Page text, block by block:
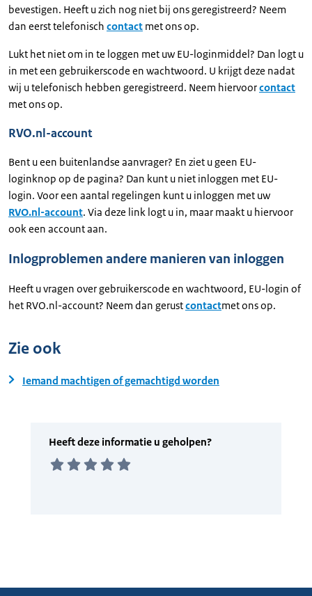
bevestigen. Heeft u zich nog niet bij ons geregistreerd? Neem
dan eerst telefonisch contact met ons op.
Lukt het niet om in te loggen met uw EU-loginmiddel? Dan logt u
in met een gebruikerscode en wachtwoord. U krijgt deze nadat
wij u telefonisch hebben geregistreerd. Neem hiervoorcontact
met ons op.
RVO.nl-account
Bent u een buitenlandse aanvrager? En ziet u geen EU-
loginknop op de pagina? Dan kunt u niet inloggen met EU-
login. Voor een aantal regelingen kunt u inloggen met uw
RVO.nl-account. Via deze link logt u in, maar maakt u hiervoor
ook een account aan.
Inlogproblemen andere manieren van inloggen
Heeft u vragen over gebruikerscode en wachtwoord, EU-login of
het RVO.nl-account? Neem dan gerustcontactmet ons op.
Zie ook
Iemand machtigen of gemachtigd worden